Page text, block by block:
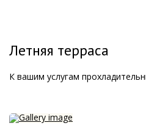
Летняя терраса
К вашим услугам